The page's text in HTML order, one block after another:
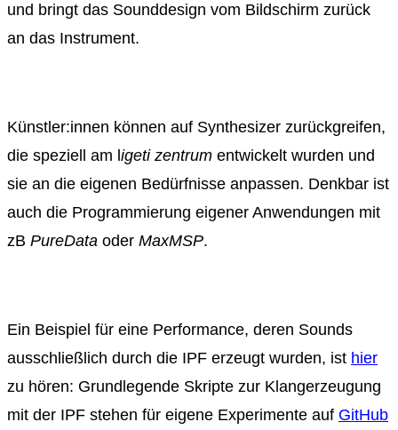
und bringt das Sounddesign vom Bildschirm zurück
an das Instrument.
Künstler:innen können auf Synthesizer zurückgreifen,
die speziell am l igeti zentrum entwickelt wurden und
sie an die eigenen Bedürfnisse anpassen. Denkbar ist
auch die Programmierung eigener Anwendungen mit
zB PureData oder MaxMSP.
Ein Beispiel für eine Performance, deren Sounds
ausschließlich durch die IPF erzeugt wurden, ist hier
zu hören: Grundlegende Skripte zur Klangerzeugung
mit der IPF stehen für eigene Experimente auf GitHub